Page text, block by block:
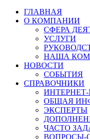
ГЛАВНАЯ
О КОМПАНИИ
СФЕРА
УСЛУГИ
НАША
НОВОСТИ
СОБЫТИЯ
СПРАВОЧНИКИ
ОБЩАЯ
ЭКСПЕРТЫ
ЧАСТО
ВОПРОСЫ-